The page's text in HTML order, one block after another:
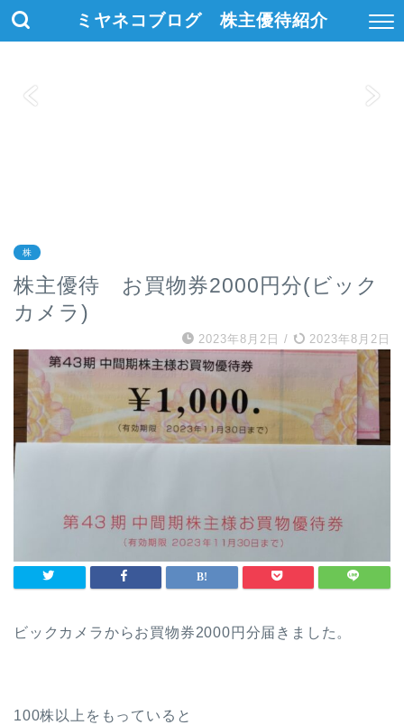
ミヤネコブログ 株主優待紹介
株
株主優待 お買物券2000円分(ビック
カメラ)
2023年8月2日 / 2023年8月2日
ビックカメラからお買物券2000円分届きました。
100株以上をもっていると